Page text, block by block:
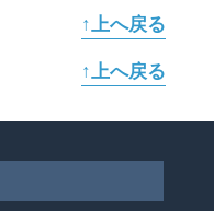
↑上へ戻る
↑上へ戻る